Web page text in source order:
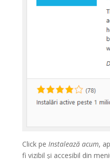
Click pe Instalează acum,
fi vizibil și accesibil din